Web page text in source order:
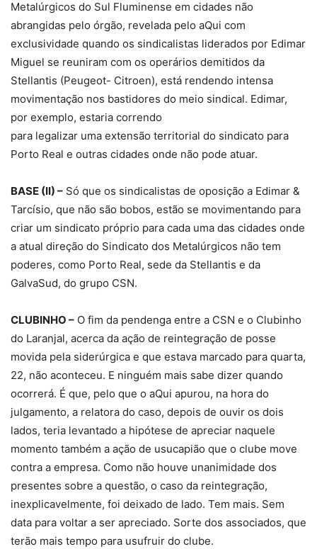
Metalúrgicos do Sul Fluminense em cidades não
abrangidas pelo órgão, revelada pelo aQui com
exclusividade quando os sindicalistas liderados por Edimar
Miguel se reuniram com os operários demitidos da
Stellantis (Peugeot- Citroen), está rendendo intensa
movimentação nos bastidores do meio sindical. Edimar,
por exemplo, estaria correndo
para legalizar uma extensão territorial do sindicato para
Porto Real e outras cidades onde não pode atuar.
BASE (II) – Só que os sindicalistas de oposição a Edimar &
Tarcísio, que não são bobos, estão se movimentando para
criar um sindicato próprio para cada uma das cidades onde
a atual direção do Sindicato dos Metalúrgicos não tem
poderes, como Porto Real, sede da Stellantis e da
GalvaSud, do grupo CSN.
CLUBINHO – O fim da pendenga entre a CSN e o Clubinho
do Laranjal, acerca da ação de reintegração de posse
movida pela siderúrgica e que estava marcado para quarta,
22, não aconteceu. E ninguém mais sabe dizer quando
ocorrerá. É que, pelo que o aQui apurou, na hora do
julgamento, a relatora do caso, depois de ouvir os dois
lados, teria levantado a hipótese de apreciar naquele
momento também a ação de usucapião que o clube move
contra a empresa. Como não houve unanimidade dos
presentes sobre a questão, o caso da reintegração,
inexplicavelmente, foi deixado de lado. Tem mais. Sem
data para voltar a ser apreciado. Sorte dos associados, que
terão mais tempo para usufruir do clube.